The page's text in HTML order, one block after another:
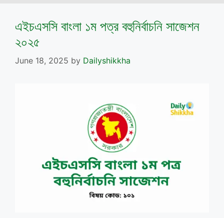
এইচএসসি বাংলা ১ম পত্র বহুনির্বাচনি সাজেশন
২০২৫
June 18, 2025 by Dailyshikkha